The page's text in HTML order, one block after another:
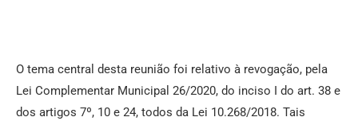
O tema central desta reunião foi relativo à revogação, pela
Lei Complementar Municipal 26/2020, do inciso I do art. 38 e
dos artigos 7º, 10 e 24, todos da Lei 10.268/2018. Tais